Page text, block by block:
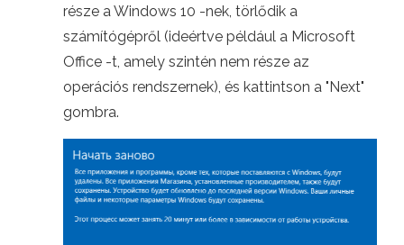
része a Windows 10 -nek, törlődik a
számítógépről (ideértve például a Microsoft
Office -t, amely szintén nem része az
operációs rendszernek), és kattintson a "Next"
gombra.